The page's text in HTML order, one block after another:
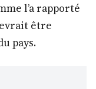
l’a rapporté
être
pays.